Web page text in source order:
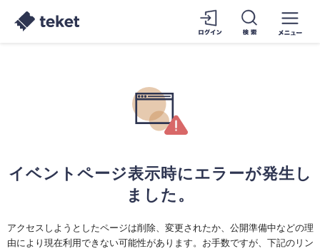
イベントページ表示時にエラーが発生し
ました。
アクセスしようとしたページは削除、変更されたか、公開準備中などの理
由により現在利用できない可能性があります。お手数ですが、下記のリン